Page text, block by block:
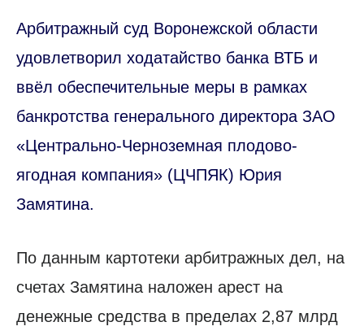
Арбитражный суд Воронежской области
удовлетворил ходатайство банка ВТБ и
ввёл обеспечительные меры в рамках
банкротства генерального директора ЗАО
«Центрально-Черноземная плодово-
ягодная компания» (ЦЧПЯК) Юрия
Замятина.
По данным картотеки арбитражных дел, на
счетах Замятина наложен арест на
денежные средства в пределах 2,87 млрд